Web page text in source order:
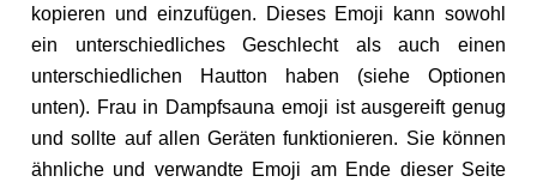
kopieren und einzufügen. Dieses Emoji kann sowohl
ein unterschiedliches Geschlecht als auch einen
unterschiedlichen Hautton haben (siehe Optionen
unten). Frau in Dampfsauna emoji ist ausgereift genug
und sollte auf allen Geräten funktionieren. Sie können
ähnliche und verwandte Emoji am Ende dieser Seite